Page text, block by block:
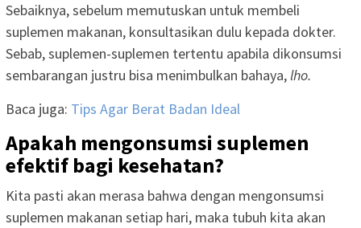
Sebaiknya, sebelum memutuskan untuk membeli
suplemen makanan, konsultasikan dulu kepada dokter.
Sebab, suplemen-suplemen tertentu apabila dikonsumsi
sembarangan justru bisa menimbulkan bahaya,lho.
Baca juga: Tips Agar Berat Badan Ideal
Apakah mengonsumsi suplemen
efektif bagi kesehatan?
Kita pasti akan merasa bahwa dengan mengonsumsi
suplemen makanan setiap hari, maka tubuh kita akan